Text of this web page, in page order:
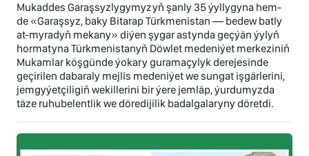
Mukaddes Garaşsyzlygymyzyň şanly 35 ýyllygyna hem-
de «Garaşsyz, baky Bitarap Türkmenistan — bedew batly
at-myradyň mekany» diýen şygar astynda geçýän ýylyň
hormatyna Türkmenistanyň Döwlet medeniýet merkeziniň
Mukamlar köşgünde ýokary guramaçylyk derejesinde
geçirilen dabaraly mejlis medeniýet we sungat işgärlerini,
jemgyýetçiligiň wekillerini bir ýere jemläp, ýurdumyzda
täze ruhubelentlik we döredijilik badalgalaryny döretdi.